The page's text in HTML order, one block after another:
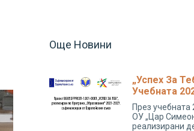
Още Новини
„Успех За
Учебната
През учебната
ОУ „Цар
реализирани